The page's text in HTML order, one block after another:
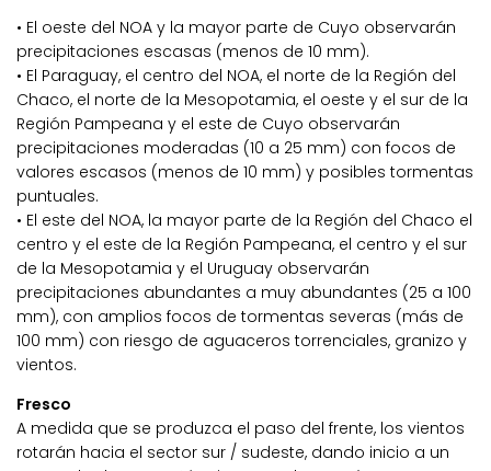
• El oeste del NOA y la mayor parte de Cuyo observarán
precipitaciones escasas (menos de 10 mm).
• El Paraguay, el centro del NOA, el norte de la Región del
Chaco, el norte de la Mesopotamia, el oeste y el sur de la
Región Pampeana y el este de Cuyo observarán
precipitaciones moderadas (10 a 25 mm) con focos de
valores escasos (menos de 10 mm) y posibles tormentas
puntuales.
• El este del NOA, la mayor parte de la Región del Chaco el
centro y el este de la Región Pampeana, el centro y el sur
de la Mesopotamia y el Uruguay observarán
precipitaciones abundantes a muy abundantes (25 a 100
mm), con amplios focos de tormentas severas (más de
100 mm) con riesgo de aguaceros torrenciales, granizo y
vientos.
Fresco
A medida que se produzca el paso del frente, los vientos
rotarán hacia el sector sur / sudeste, dando inicio a un